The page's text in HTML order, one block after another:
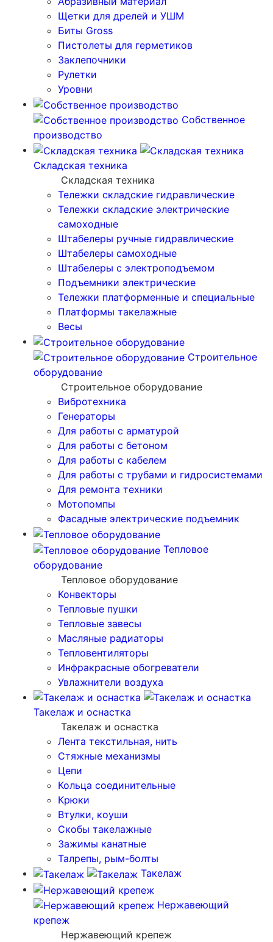
Щетки для дрелей и УШМ
Биты Gross
Пистолеты для герметиков
Заклепочники
Рулетки
Уровни
Собственное
производство
Складская техника
Складская техника
Тележки складские гидравлические
Тележки складские электрические
самоходные
Штабелеры ручные гидравлические
Штабелеры самоходные
Штабелеры с электроподъемом
Подъемники электрические
Тележки платформенные и специальные
Платформы такелажные
Весы
Строительное
оборудование
Строительное оборудование
Вибротехника
Генераторы
Для работы с арматурой
Для работы с бетоном
Для работы с кабелем
Для работы с трубами и гидросистемами
Для ремонта техники
Мотопомпы
Фасадные электрические подъемник
Тепловое
оборудование
Тепловое оборудование
Конвекторы
Тепловые пушки
Тепловые завесы
Масляные радиаторы
Тепловентиляторы
Инфракрасные обогреватели
Увлажнители воздуха
Такелаж и оснастка
Такелаж и оснастка
Лента текстильная, нить
Стяжные механизмы
Цепи
Кольца соединительные
Крюки
Втулки, коуши
Скобы такелажные
Зажимы канатные
Талрепы, рым-болты
Такелаж
Нержавеющий
крепеж
Нержавеющий крепеж